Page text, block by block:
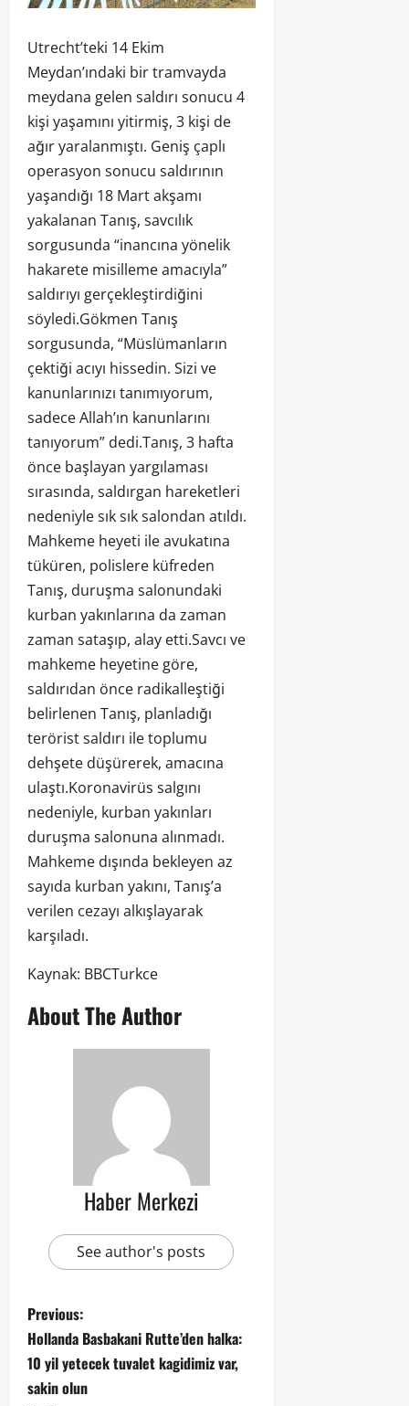
Utrecht’teki 14 Ekim
Meydan’ındaki bir tramvayda
meydana gelen saldırı sonucu 4
kişi yaşamını yitirmiş, 3 kişi de
ağır yaralanmıştı. Geniş çaplı
operasyon sonucu saldırının
yaşandığı 18 Mart akşamı
yakalanan Tanış, savcılık
sorgusunda “inancına yönelik
hakarete misilleme amacıyla”
saldırıyı gerçekleştirdiğini
söyledi.Gökmen Tanış
sorgusunda, “Müslümanların
çektiği acıyı hissedin. Sizi ve
kanunlarınızı tanımıyorum,
sadece Allah’ın kanunlarını
tanıyorum” dedi.Tanış, 3 hafta
önce başlayan yargılaması
sırasında, saldırgan hareketleri
nedeniyle sık sık salondan atıldı.
Mahkeme heyeti ile avukatına
tüküren, polislere küfreden
Tanış, duruşma salonundaki
kurban yakınlarına da zaman
zaman sataşıp, alay etti.Savcı ve
mahkeme heyetine göre,
saldırıdan önce radikalleştiği
belirlenen Tanış, planladığı
terörist saldırı ile toplumu
dehşete düşürerek, amacına
ulaştı.Koronavirüs salgını
nedeniyle, kurban yakınları
duruşma salonuna alınmadı.
Mahkeme dışında bekleyen az
sayıda kurban yakını, Tanış’a
verilen cezayı alkışlayarak
karşıladı.
Kaynak: BBCTurkce
About The Author
Haber Merkezi
See author's posts
Previous:
Hollanda Basbakani Rutte’den halka:
10 yil yetecek tuvalet kagidimiz var,
sakin olun